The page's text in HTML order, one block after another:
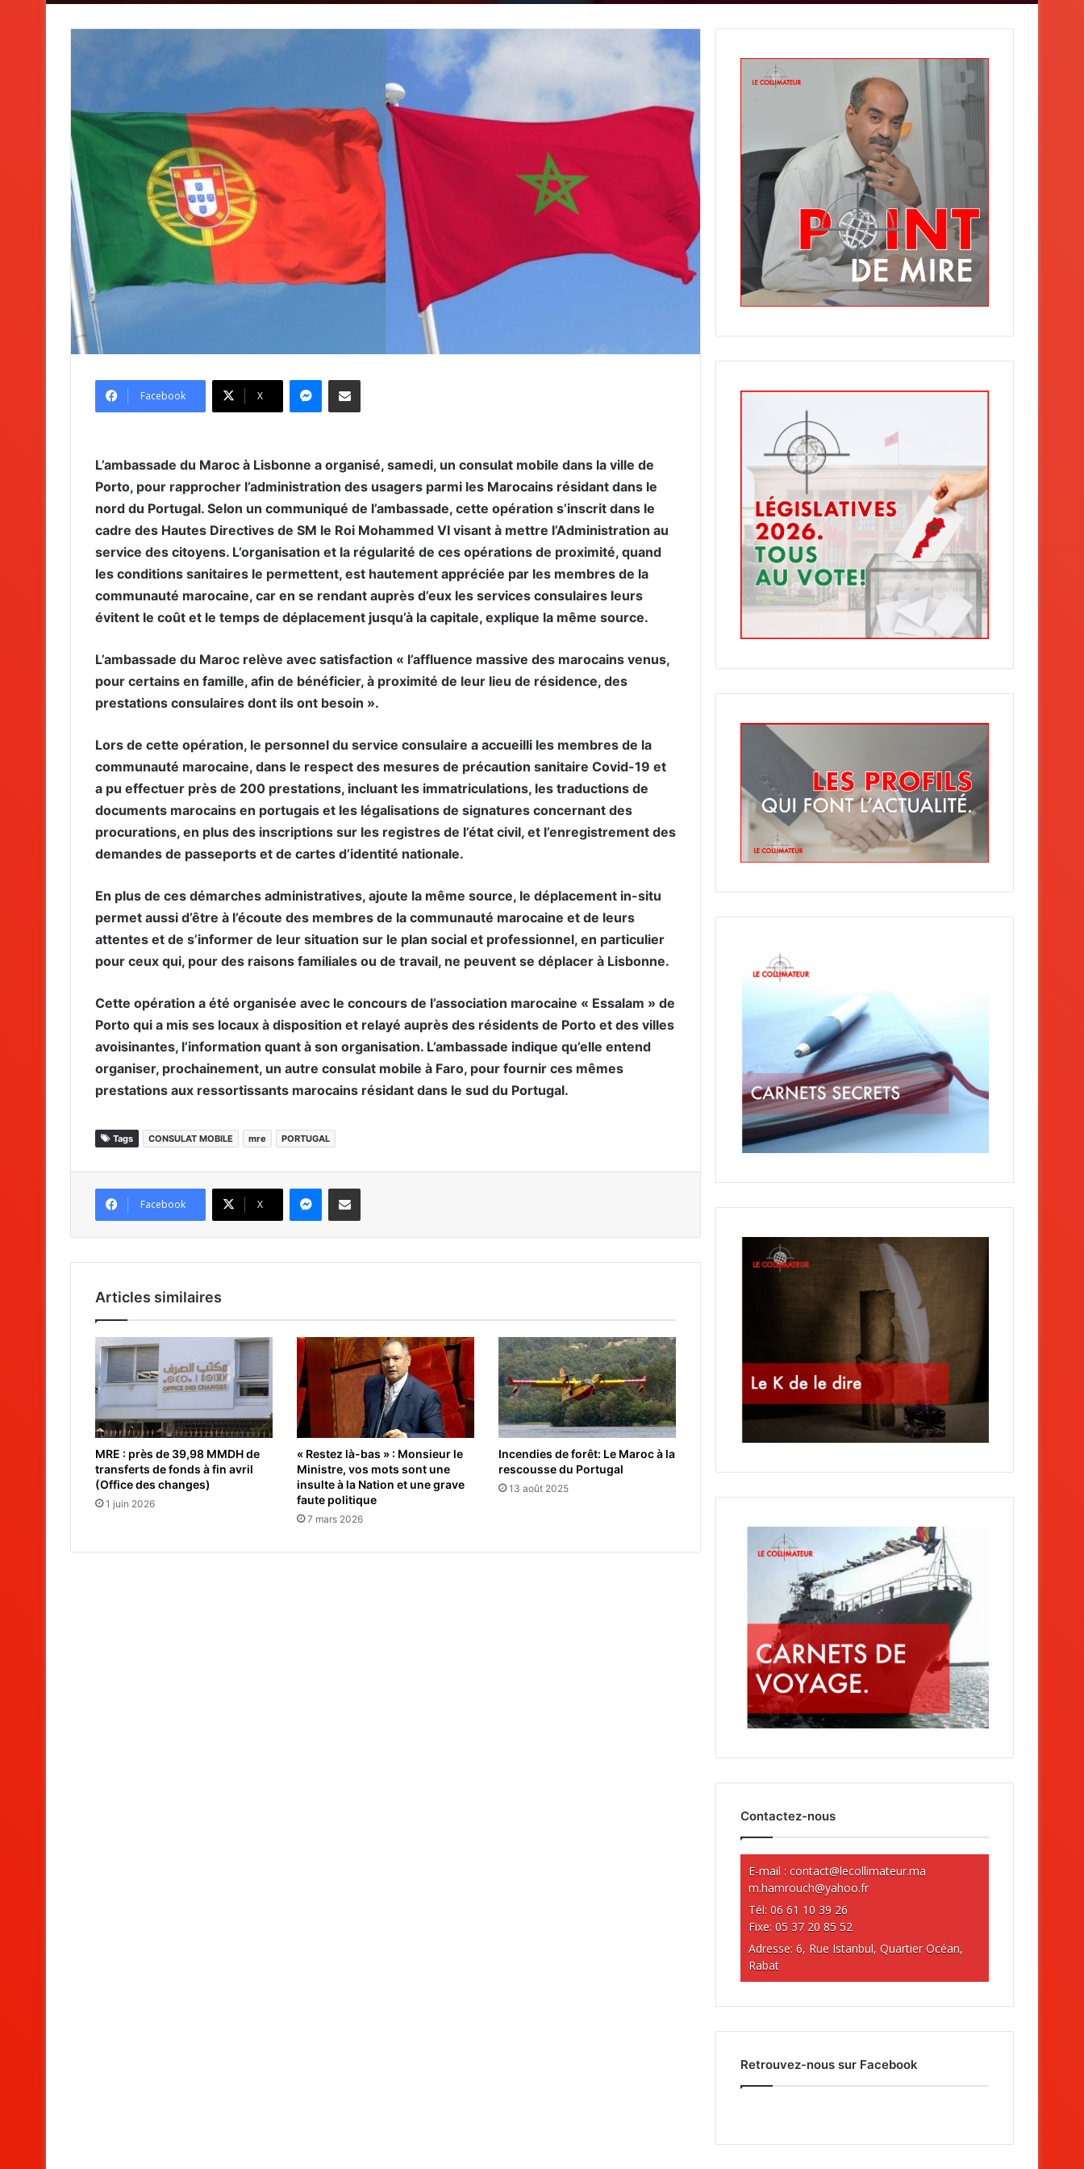
Facebook X
L’ambassade du Maroc à Lisbonne a organisé, samedi, un consulat mobile dans la ville de
Porto, pour rapprocher l’administration des usagers parmi les Marocains résidant dans le
nord du Portugal. Selon un communiqué de l’ambassade, cette opération s’inscrit dans le
cadre des Hautes Directives de SM le Roi Mohammed VI visant à mettre l’Administration au
service des citoyens. L’organisation et la régularité de ces opérations de proximité, quand
les conditions sanitaires le permettent, est hautement appréciée par les membres de la
communauté marocaine, car en se rendant auprès d’eux les services consulaires leurs
évitent le coût et le temps de déplacement jusqu’à la capitale, explique la même source.
L’ambassade du Maroc relève avec satisfaction « l’affluence massive des marocains venus,
pour certains en famille, afin de bénéficier, à proximité de leur lieu de résidence, des
prestations consulaires dont ils ont besoin ».
Lors de cette opération, le personnel du service consulaire a accueilli les membres de la
communauté marocaine, dans le respect des mesures de précaution sanitaire Covid-19 et
a pu effectuer près de 200 prestations, incluant les immatriculations, les traductions de
documents marocains en portugais et les légalisations de signatures concernant des
procurations, en plus des inscriptions sur les registres de l’état civil, et l’enregistrement des
demandes de passeports et de cartes d’identité nationale.
En plus de ces démarches administratives, ajoute la même source, le déplacement in-situ
permet aussi d’être à l’écoute des membres de la communauté marocaine et de leurs
attentes et de s’informer de leur situation sur le plan social et professionnel, en particulier
pour ceux qui, pour des raisons familiales ou de travail, ne peuvent se déplacer à Lisbonne.
Cette opération a été organisée avec le concours de l’association marocaine « Essalam » de
Porto qui a mis ses locaux à disposition et relayé auprès des résidents de Porto et des villes
avoisinantes, l’information quant à son organisation. L’ambassade indique qu’elle entend
organiser, prochainement, un autre consulat mobile à Faro, pour fournir ces mêmes
prestations aux ressortissants marocains résidant dans le sud du Portugal.
Tags CONSULAT MOBILE mre PORTUGAL
Facebook X
Articles similaires
MRE : près de 39,98 MMDH de
transferts de fonds à fin avril
(Office des changes)
1 juin 2026
« Restez là-bas » : Monsieur le
Ministre, vos mots sont une
insulte à la Nation et une grave
faute politique
7 mars 2026
Incendies de forêt: Le Maroc à la
rescousse du Portugal
13 août 2025
Contactez-nous
E-mail :contact@lecollimateur.ma
m.hamrouch@yahoo.fr
Tél: 06 61 10 39 26
Fixe: 05 37 20 85 52
Adresse: 6, Rue Istanbul, Quartier Océan,
Rabat
Retrouvez-nous sur Facebook